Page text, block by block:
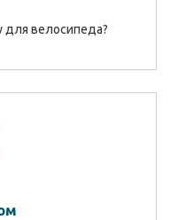
для велосипеда?